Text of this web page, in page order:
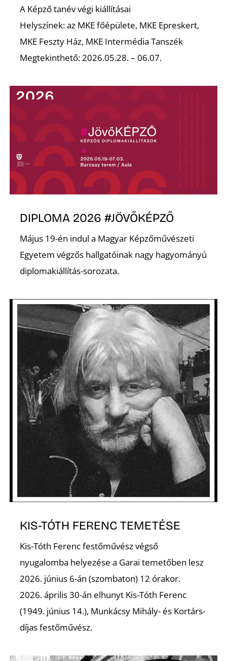
A Képző tanév végi kiállításai
Helyszínek: az MKE főépülete, MKE Epreskert,
MKE Feszty Ház, MKE Intermédia Tanszék
Megtekinthető: 2026.05.28. – 06.07.
DIPLOMA 2026 #JÖVŐKÉPZŐ
Május 19-én indul a Magyar Képzőművészeti
Egyetem végzős hallgatóinak nagy hagyományú
diplomakiállítás-sorozata.
KIS-TÓTH FERENC TEMETÉSE
Kis-Tóth Ferenc festőművész végső
nyugalomba helyezése a Garai temetőben lesz
2026. június 6-án (szombaton) 12 órakor.
2026. április 30-án elhunyt Kis-Tóth Ferenc
(1949. június 14.), Munkácsy Mihály- és Kortárs-
díjas festőművész.